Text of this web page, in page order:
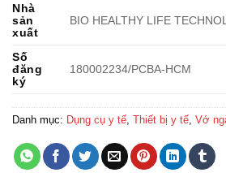
Nhà
sản
xuất
BIO HEALTHY LIFE
Số
đăng
ký
180002234/PCBA-HCM
Danh mục: Dụng cụ y tế Thiết bị y tế Vớ